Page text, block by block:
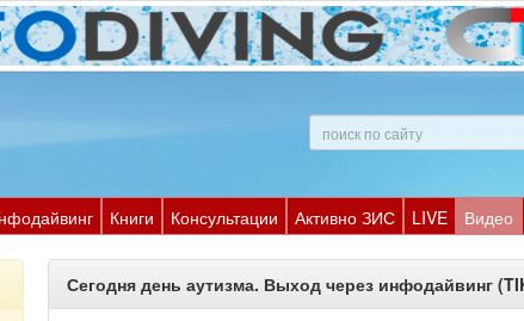
Книги Консультации Активно ЗИС LIVE Видео
Сегодня день аутизма. Выход через инфодайвинг